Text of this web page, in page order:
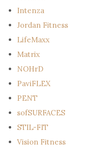
Intenza
Jordan Fitness
LifeMaxx
Matrix
NOHrD
PaviFLEX
PENT
sofSURFACES
STIL-FIT
Vision Fitness